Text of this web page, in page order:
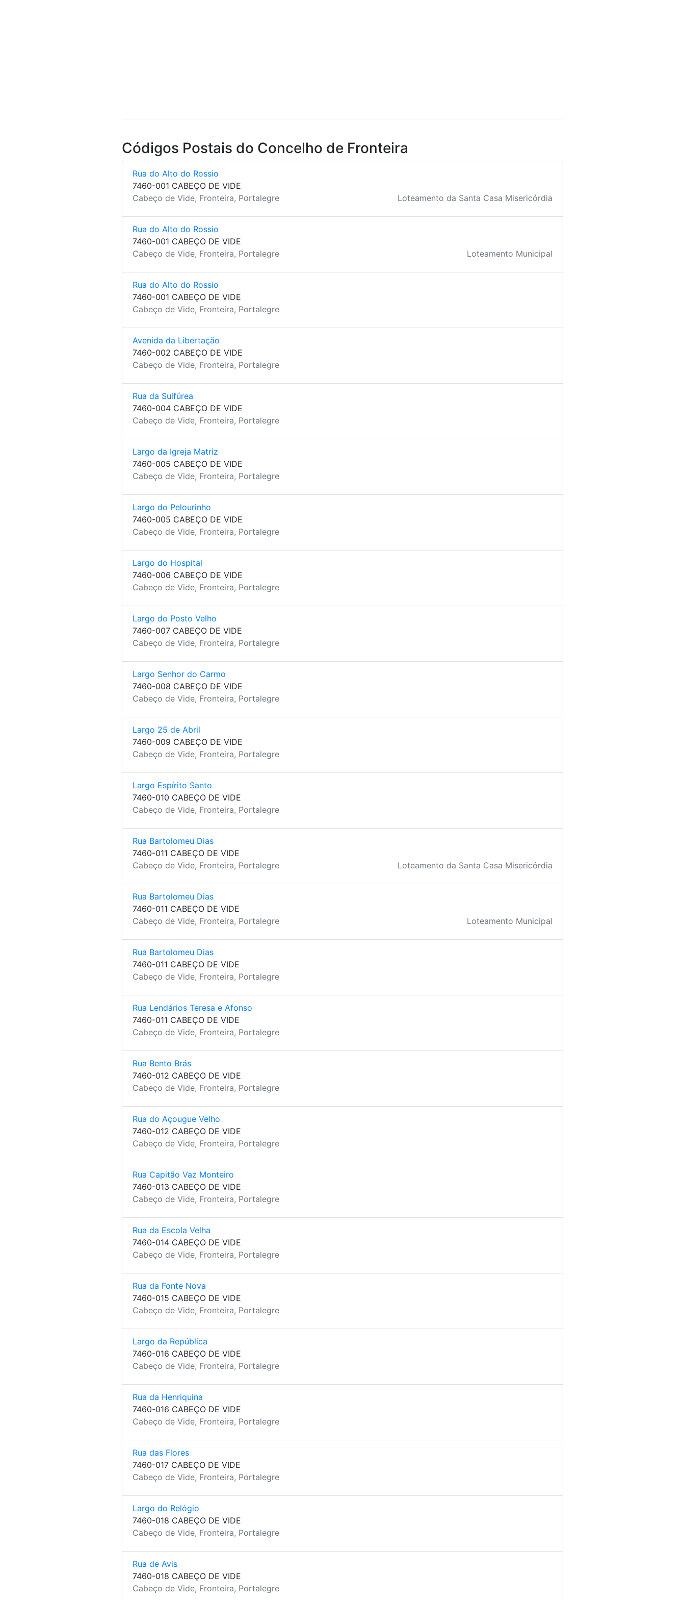
Códigos Postais do Concelho de Fronteira
Rua do Alto do Rossio
7460-001 CABEÇO DE VIDE
Cabeço de Vide, Fronteira, Portalegre
Loteamento da Santa Casa Misericórdia
Rua do Alto do Rossio
7460-001 CABEÇO DE VIDE
Cabeço de Vide, Fronteira, Portalegre
Loteamento Municipal
Rua do Alto do Rossio
7460-001 CABEÇO DE VIDE
Cabeço de Vide, Fronteira, Portalegre
Avenida da Libertação
7460-002 CABEÇO DE VIDE
Cabeço de Vide, Fronteira, Portalegre
Rua da Sulfúrea
7460-004 CABEÇO DE VIDE
Cabeço de Vide, Fronteira, Portalegre
Largo da Igreja Matriz
7460-005 CABEÇO DE VIDE
Cabeço de Vide, Fronteira, Portalegre
Largo do Pelourinho
7460-005 CABEÇO DE VIDE
Cabeço de Vide, Fronteira, Portalegre
Largo do Hospital
7460-006 CABEÇO DE VIDE
Cabeço de Vide, Fronteira, Portalegre
Largo do Posto Velho
7460-007 CABEÇO DE VIDE
Cabeço de Vide, Fronteira, Portalegre
Largo Senhor do Carmo
7460-008 CABEÇO DE VIDE
Cabeço de Vide, Fronteira, Portalegre
Largo 25 de Abril
7460-009 CABEÇO DE VIDE
Cabeço de Vide, Fronteira, Portalegre
Largo Espírito Santo
7460-010 CABEÇO DE VIDE
Cabeço de Vide, Fronteira, Portalegre
Rua Bartolomeu Dias
7460-011 CABEÇO DE VIDE
Cabeço de Vide, Fronteira, Portalegre
Loteamento da Santa Casa Misericórdia
Rua Bartolomeu Dias
7460-011 CABEÇO DE VIDE
Cabeço de Vide, Fronteira, Portalegre
Loteamento Municipal
Rua Bartolomeu Dias
7460-011 CABEÇO DE VIDE
Cabeço de Vide, Fronteira, Portalegre
Rua Lendários Teresa e Afonso
7460-011 CABEÇO DE VIDE
Cabeço de Vide, Fronteira, Portalegre
Rua Bento Brás
7460-012 CABEÇO DE VIDE
Cabeço de Vide, Fronteira, Portalegre
Rua do Açougue Velho
7460-012 CABEÇO DE VIDE
Cabeço de Vide, Fronteira, Portalegre
Rua Capitão Vaz Monteiro
7460-013 CABEÇO DE VIDE
Cabeço de Vide, Fronteira, Portalegre
Rua da Escola Velha
7460-014 CABEÇO DE VIDE
Cabeço de Vide, Fronteira, Portalegre
Rua da Fonte Nova
7460-015 CABEÇO DE VIDE
Cabeço de Vide, Fronteira, Portalegre
Largo da República
7460-016 CABEÇO DE VIDE
Cabeço de Vide, Fronteira, Portalegre
Rua da Henriquina
7460-016 CABEÇO DE VIDE
Cabeço de Vide, Fronteira, Portalegre
Rua das Flores
7460-017 CABEÇO DE VIDE
Cabeço de Vide, Fronteira, Portalegre
Largo do Relógio
7460-018 CABEÇO DE VIDE
Cabeço de Vide, Fronteira, Portalegre
Rua de Avis
7460-018 CABEÇO DE VIDE
Cabeço de Vide, Fronteira, Portalegre